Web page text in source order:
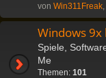
von Win311Freak
Windows 9x
Spiele,
Me
Themen: 101